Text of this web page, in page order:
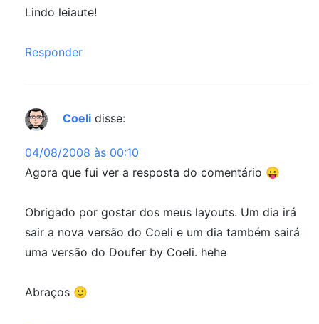
Lindo leiaute!
Responder
Coeli disse:
04/08/2008 às 00:10
Agora que fui ver a resposta do comentário 😛
Obrigado por gostar dos meus layouts. Um dia irá
sair a nova versão do Coeli e um dia também sairá
uma versão do Doufer by Coeli. hehe
Abraços 🙂